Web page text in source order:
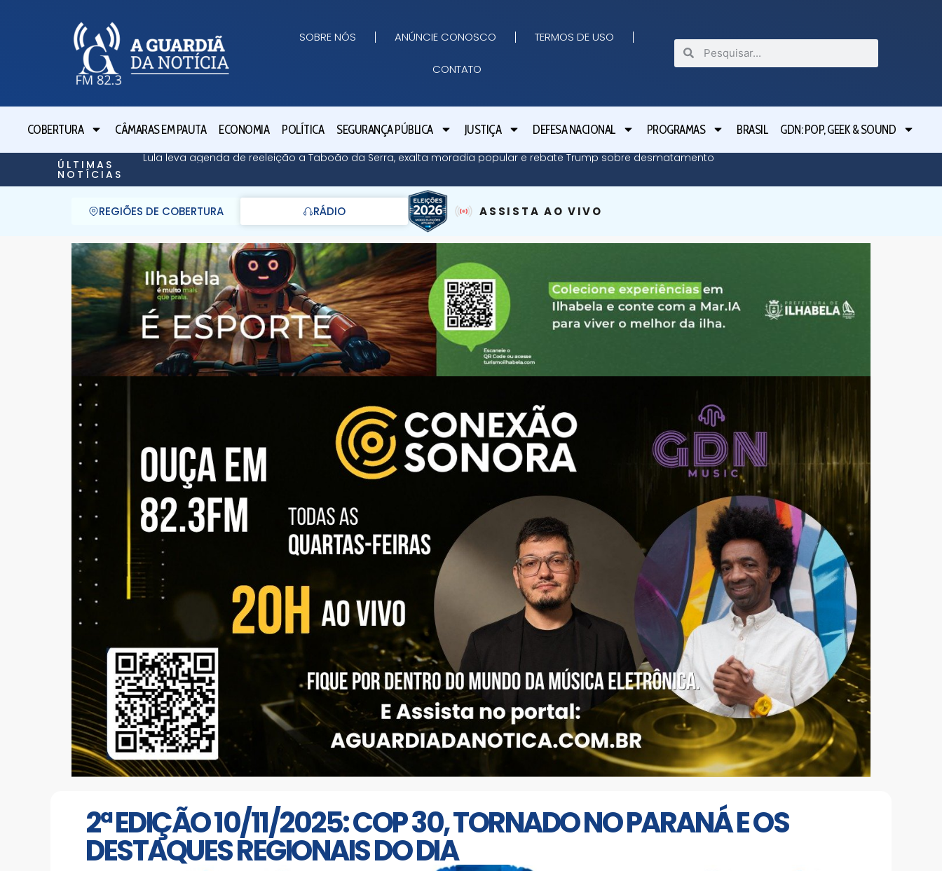
SOBRE NÓS ANÚNCIE CONOSCO TERMOS DE USO
CONTATO
COBERTURA CÂMARAS EM PAUTA ECONOMIA POLÍTICA SEGURANÇA PÚBLICA JUSTIÇA DEFESA NACIONAL PROGRAMAS BRASIL GDN: POP, GEEK & SOUND
ÚLTIMAS
NOTÍCIAS
Lula leva agenda de reeleição a Taboão da Serra, exalta moradia popular e rebate Trump sobre desmatamento Moraes
REGIÕES DE COBERTURA RÁDIO ASSISTA AO VIVO
2ª EDIÇÃO 10/11/2025: COP 30, TORNADO NO PARANÁ E OS
DESTAQUES REGIONAIS DO DIA